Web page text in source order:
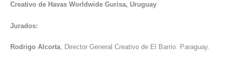
Creativo de Havas Worldwide Gurisa, Uruguay
Jurados:
Rodrigo Alcorta, Director General Creativo de El Barrio. Paraguay.